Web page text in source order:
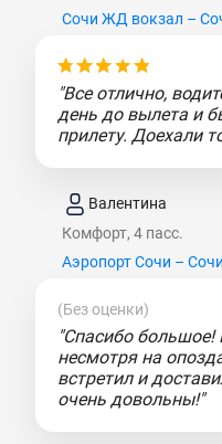
Сочи ЖД вокзал –
"Все отлично,
день до вылета и
прилету. Доехали
Валентина
Комфорт, 4 пасс.
Аэропорт Сочи – Сочи
(Без оценки)
"Спасибо большое!
несмотря на
встретил и
очень довольны!"